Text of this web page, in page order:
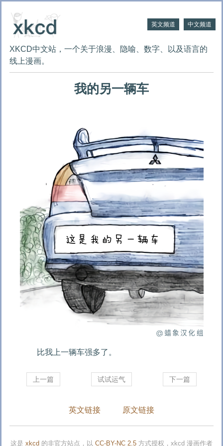
英文频道 中文频道
XKCD中文站，一个关于浪漫、隐喻、数字、以及语言的
线上漫画。
我的另一辆车
比我上一辆车强多了。
上一篇 下一篇
试试运气
英文链接 原文链接
这是 xkcd 的非官方站点，以 CC-BY-NC 2.5 方式授权，xkcd 漫画作者